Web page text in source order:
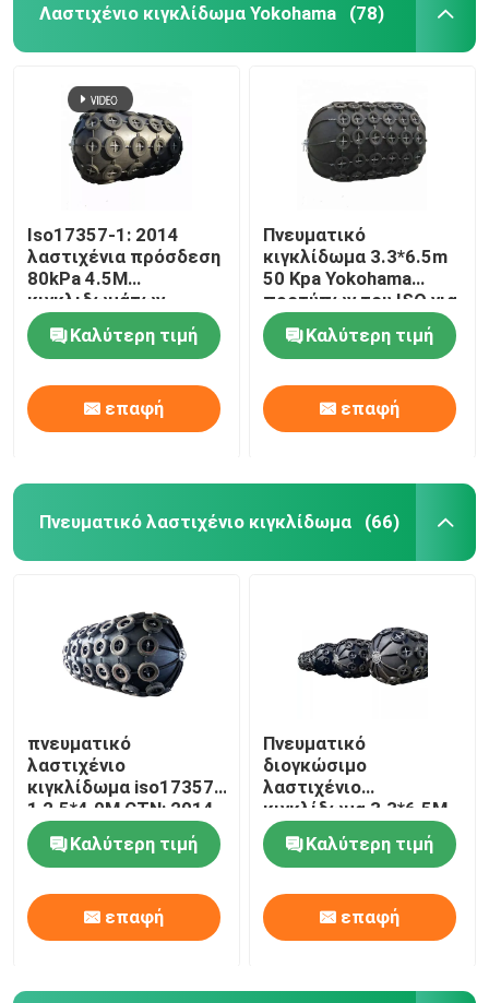
Λαστιχένιο κιγκλίδωμα Yokohama (78)
Iso17357-1: 2014
λαστιχένια πρόσδεση
80kPa 4.5M
κιγκλιδωμάτων
Yokohama
Καλύτερη τιμή
επαφή
Πνευματικό
κιγκλίδωμα 3.3*6.5m
50 Kpa Yokohama
προτύπων του ISO για
την αποβάθρα
Καλύτερη τιμή
επαφή
Πνευματικό λαστιχένιο κιγκλίδωμα (66)
πνευματικό
λαστιχένιο
κιγκλίδωμα iso17357-
1 2.5*4.0M CTN: 2014
με τη βαλβίδα
ασφάλειας
Καλύτερη τιμή
επαφή
Πνευματικό
διογκώσιμο
λαστιχένιο
κιγκλίδωμα 3.3*6.5M
80kPa ISO17357
1:2014 για τις
διαδικασίες STS
Καλύτερη τιμή
επαφή